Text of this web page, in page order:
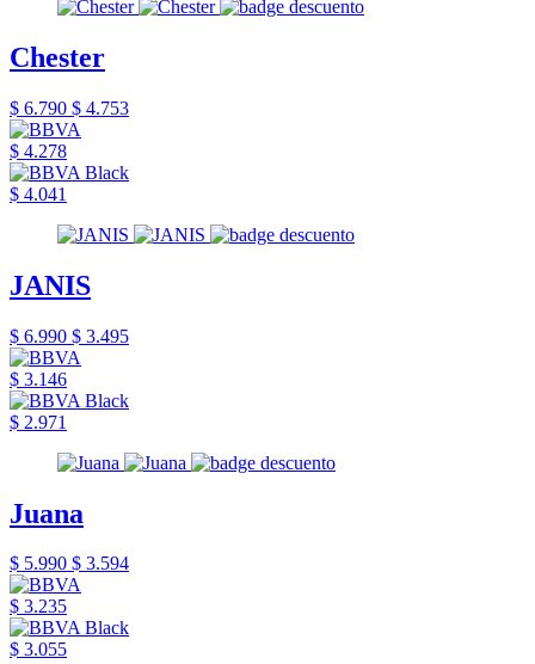
Chester
$ 6.790 $ 4.753
$ 4.278
$ 4.041
JANIS
$ 6.990 $ 3.495
$ 3.146
$ 2.971
Juana
$ 5.990 $ 3.594
$ 3.235
$ 3.055